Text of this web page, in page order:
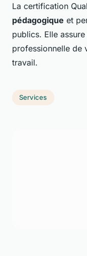
La certification
pédagogique et
publics. Elle
professionnelle de
travail.
Services